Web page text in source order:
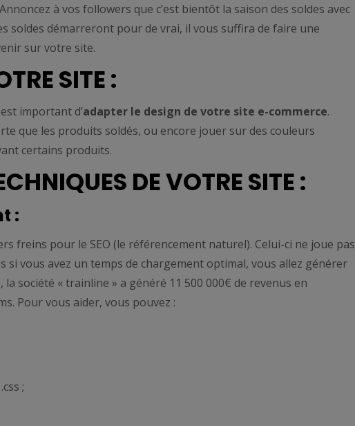
à vos followers que c’est bientôt la saison des soldes avec
soldes démarreront pour de vrai, il vous suffira de faire une
sur votre site.
SITE :
important d’adapter le design de votre site e-commerce.
que les produits soldés, ou encore jouer sur des couleurs
certains produits.
DE VOTRE SITE :
:
freins pour le SEO (le référencement naturel). Celui-ci ne joue pas
vous avez un temps de chargement optimal, vous allez générer
société « trainline » a généré 11 500 000€ de revenus en
Pour vous aider, vous pouvez :
;